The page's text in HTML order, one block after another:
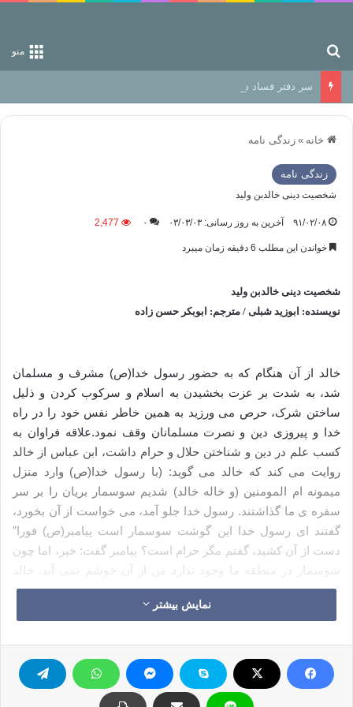
منو
سر دفتر فساد در زمین‌، دوری وکناره‌گیری از راه خداست‌!
خانه » زندگی نامه
زندگی نامه
شخصیت دینی خالدبن ولید
۹۱/۰۲/۰۸ آخرین به روز رسانی: ۰۳/۰۳/۰۳ ۰ 2,477
خواندن این مطلب 6 دقیقه زمان میبرد
شخصیت دینی خالدبن ولید
نویسنده: ابوزید شبلی / مترجم: ابوبکر حسن زاده
خالد از آن هنگام که به حضور رسول خدا(ص) مشرف و مسلمان
شد، به شدت بر عزت بخشیدن به اسلام و سرکوب کردن و ذلیل
ساختن شرک، حرص می ورزید به همین خاطر نفس خود را در راه
خدا و پیروزی دین و نصرت مسلمانان وقف نمود.علاقه فراوان به
کسب علم در دین و شناختن حلال و حرام داشت، ابن عباس از خالد
روایت می کند که خالد می گوید: (با رسول خدا(ص) وارد منزل
میمونه ام المومنین (و خاله خالد) شدیم سوسمار بریان را بر سر
سفره ی ما گذاشتند. رسول خدا جلو آمد، می خواست از آن بخورد،
گفتند ای رسول خدا این گوشت سوسمار است پیامبر(ص) فورا”
دست از آن کشید، گفتم مگر حرام است؟ پیامبر گفت: خیر، اما چون
سوسمار در منطقه ما وجود ندارد من از آن خوشم نمی آید. خالد
گوید من آن را پیش کشیدم و شروع به خوردن آن کردم پیامبر(ص)
هم داشت مرا نگاه می کرد.)
علاوه بر این خالد نسبت به دین بسیار مخلص و مین بود. پیامبر(ص)
اعتماد کامل به او داشت، در بعضی اوقات کاتب وحی پیامبر می شد.
نمایش بیشتر